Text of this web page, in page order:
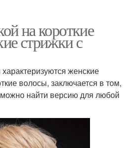
на короткие
стрижки с
женские
волосы, заключается в том,
найти версию для любой